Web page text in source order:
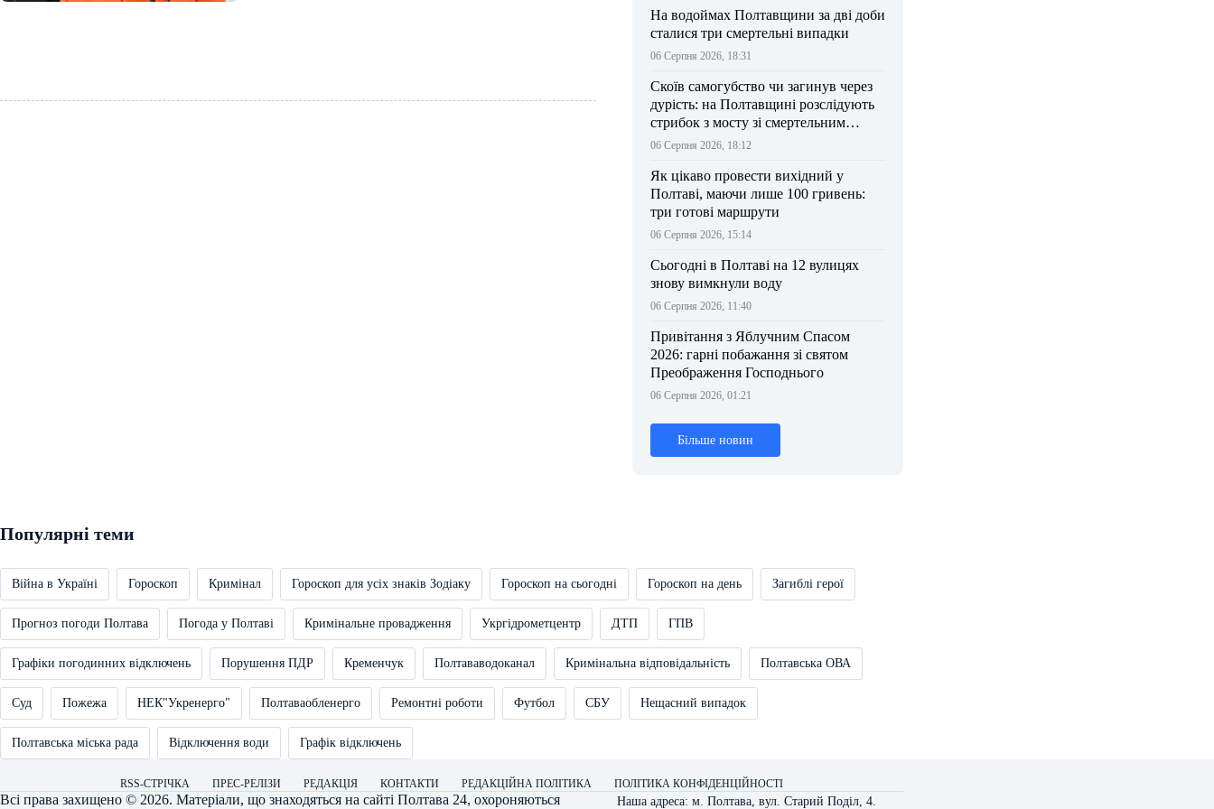
На водоймах Полтавщини за дві доби
сталися три смертельні випадки
06 Серпня 2026, 18:31
Скоїв самогубство чи загинув через
дурість: на Полтавщині розслідують
стрибок з мосту зі смертельним
результатом
06 Серпня 2026, 18:12
Як цікаво провести вихідний у
Полтаві, маючи лише 100 гривень:
три готові маршрути
06 Серпня 2026, 15:14
Сьогодні в Полтаві на 12 вулицях
знову вимкнули воду
06 Серпня 2026, 11:40
Привітання з Яблучним Спасом
2026: гарні побажання зі святом
Преображення Господнього
06 Серпня 2026, 01:21
Більше новин
Популярні теми
Війна в Україні Гороскоп Кримінал Гороскоп для усіх знаків Зодіаку Гороскоп на сьогодні Гороскоп на день Загиблі герої
Прогноз погоди Полтава Погода у Полтаві Кримінальне провадження Укргідрометцентр ДТП ГПВ
Графіки погодинних відключень Порушення ПДР Кременчук Полтававодоканал Кримінальна відповідальність Полтавська ОВА
Суд Пожежа НЕК"Укренерго" Полтаваобленерго Ремонтні роботи Футбол СБУ Нещасний випадок
Полтавська міська рада Відключення води Графік відключень
RSS-СТРІЧКА ПРЕС-РЕЛІЗИ РЕДАКЦІЯ КОНТАКТИ РЕДАКЦІЙНА ПОЛІТИКА ПОЛІТИКА КОНФІДЕНЦІЙНОСТІ
Всі права захищено © 2026. Матеріали, що знаходяться на сайті Полтава 24, охороняються
Наша адреса: м. Полтава, вул. Старий Поділ, 4.